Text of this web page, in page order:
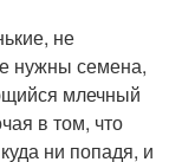
не
нужны семена,
млечный
в том, что
ни попадя, и